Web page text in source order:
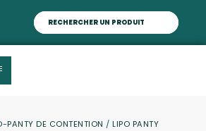
PANTY DE CONTENTION / LIPO PANTY